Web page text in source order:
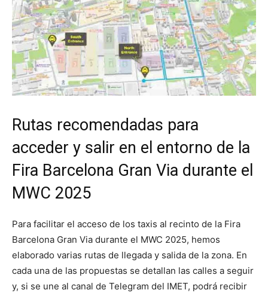
Rutas recomendadas para
acceder y salir en el entorno de la
Fira Barcelona Gran Via durante el
MWC 2025
Para facilitar el acceso de los taxis al recinto de la Fira
Barcelona Gran Via durante el MWC 2025, hemos
elaborado varias rutas de llegada y salida de la zona. En
cada una de las propuestas se detallan las calles a seguir
y, si se une al canal de Telegram del IMET, podrá recibir